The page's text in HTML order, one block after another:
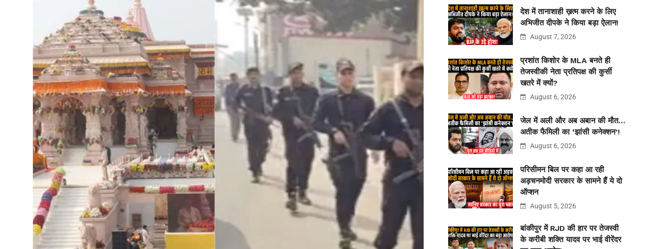
देश में तानाशाही ख़त्म करने के लिए
अभिजीत दीपके ने किया बड़ा ऐलान!
August 7, 2026
प्रशांत किशोर के MLA बनते ही
तेजस्वीकी नेता प्रतिपक्ष की कुर्सी
खतरे में क्यों?
August 6, 2026
जेल में अली और अब अबान की मौत…
अतीक फैमिली का ‘झांसी कनेक्शन’!
August 6, 2026
परिसीमन बिल पर कहा आ रही
अड़चनमोदी सरकार के सामने हैं ये दो
ऑप्शन
August 5, 2026
बांकीपुर में RJD की हार पर तेजस्वी
के करीबी शक्ति यादव पर भाई वीरेंदर